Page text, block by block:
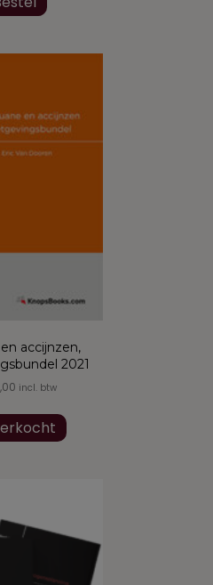
variaties.
kan
gekozen
worden
op
accijnzen,
2021
incl. btw